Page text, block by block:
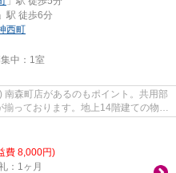
」駅 徒歩6分
西町
中： 1室
森町店があるのもポイント。共用部
っております。地上14階建ての物
費 8,000円)
：1ヶ月